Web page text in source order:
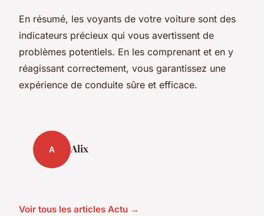
En résumé, les voyants de votre voiture sont des
indicateurs précieux qui vous avertissent de
problèmes potentiels. En les comprenant et en y
réagissant correctement, vous garantissez une
expérience de conduite sûre et efficace.
A Alix
Voir tous les articles Actu →